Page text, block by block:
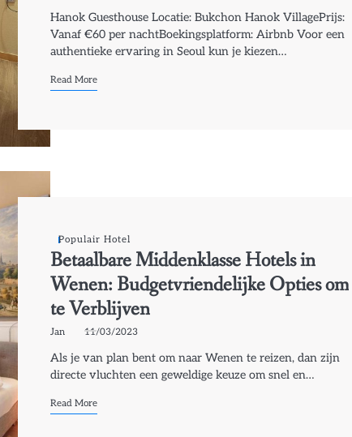
Hanok Guesthouse Locatie: Bukchon Hanok VillagePrijs:
Vanaf €60 per nachtBoekingsplatform: Airbnb Voor een
authentieke ervaring in Seoul kun je kiezen…
Read More
Populair Hotel
Betaalbare Middenklasse Hotels in
Wenen: Budgetvriendelijke Opties om
te Verblijven
Jan 11/03/2023
Als je van plan bent om naar Wenen te reizen, dan zijn
directe vluchten een geweldige keuze om snel en…
Read More